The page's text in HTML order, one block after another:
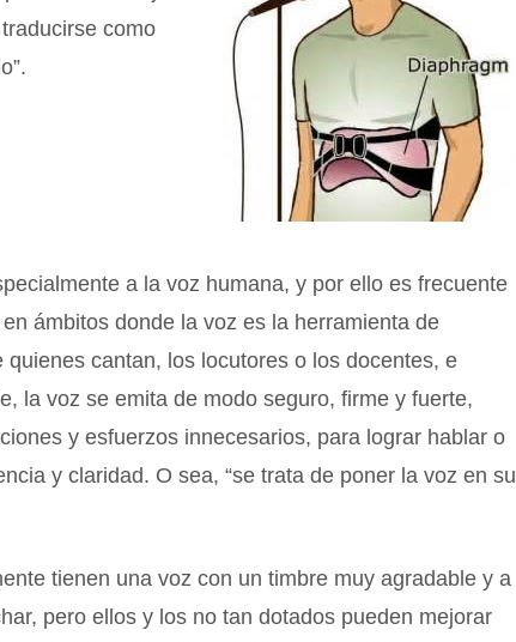
como
a la voz humana, y por ello es frecuente
ámbitos donde la voz es la herramienta de
cantan, los locutores o los docentes, e
la voz se emita de modo seguro, firme y fuerte,
y esfuerzos innecesarios, para lograr hablar o
y claridad. O sea, “se trata de poner la voz en su
tienen una voz con un timbre muy agradable y a
pero ellos y los no tan dotados pueden mejorar